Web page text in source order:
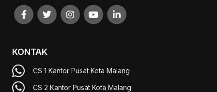
KONTAK
CS 1 Kantor Pusat Kota Malang
CS 2 Kantor Pusat Kota Malang